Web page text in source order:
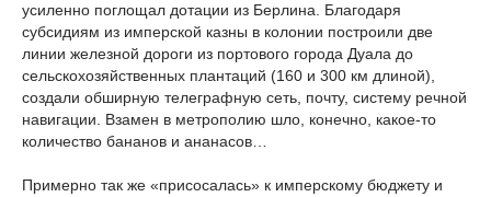
усиленно поглощал дотации из Берлина. Благодаря
субсидиям из имперской казны в колонии построили две
линии железной дороги из портового города Дуала до
сельскохозяйственных плантаций (160 и 300 км длиной),
создали обширную телеграфную сеть, почту, систему речной
навигации. Взамен в метрополию шло, конечно, какое-то
количество бананов и ананасов…
Примерно так же «присосалась» к имперскому бюджету и